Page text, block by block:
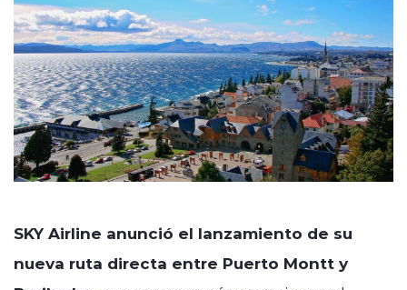
SKY Airline anunció el lanzamiento de su
nueva ruta directa entre Puerto Montt y